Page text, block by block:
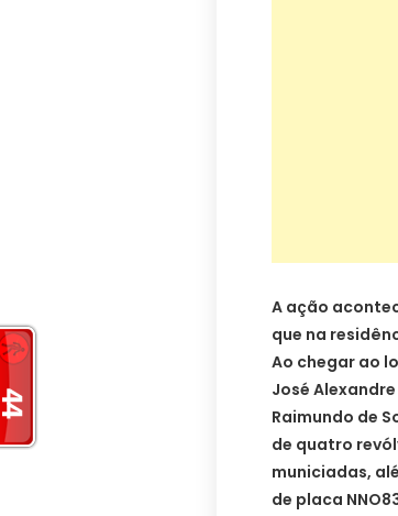
A ação
que na
Ao chegar ao
José
Raimundo de
de quatro
municiadas,
de placa